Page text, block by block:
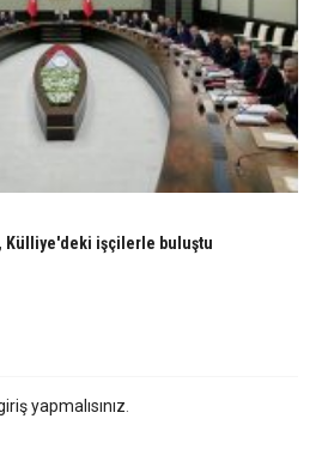
Külliye'deki işçilerle buluştu
yapmalısınız.